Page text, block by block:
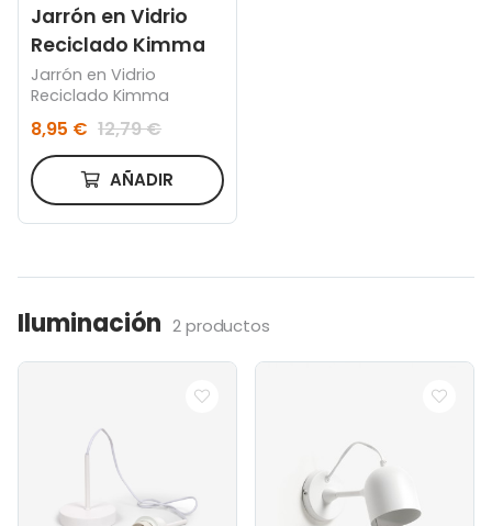
Jarrón en Vidrio
Reciclado Kimma
Jarrón en Vidrio
Reciclado Kimma
8,95 € 12,79 €
AÑADIR
Iluminación 2 productos